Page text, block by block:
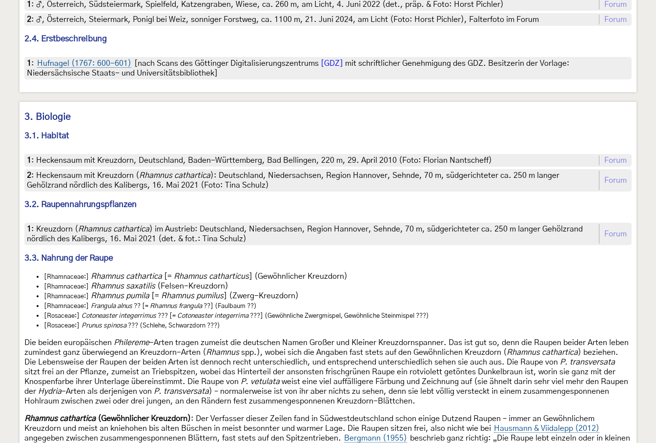
1 : ♂, Österreich, Südsteiermark, Spielfeld, Katzengraben, Wiese, ca. 260 m, am Licht, 4. Juni 2022 (det., präp. & Foto: Horst Pichler)
Forum
2: ♂, Österreich, Steiermark, Ponigl bei Weiz, sonniger Forstweg, ca. 1100 m, 21. Juni 2024, am Licht (Foto: Horst Pichler), Falterfoto im Forum Forum
2.4. Erstbeschreibung
1 : Hufnagel (1767: 600-601) [nach Scans des Göttinger Digitalisierungszentrums [GDZ]
mit schriftlicher Genehmigung des GDZ. Besitzerin der Vorlage:
Niedersächsische Staats- und Universitätsbibliothek]
3. Biologie
3.1. Habitat
1 : Heckensaum mit Kreuzdorn, Deutschland, Baden-Württemberg, Bad Bellingen, 220 m, 29. April 2010 (Foto: Florian Nantscheff)
Forum
2: Heckensaum mit Kreuzdorn ( Rhamnus cathartica): Deutschland, Niedersachsen, Region Hannover, Sehnde, 70 m, südgerichteter ca. 250 m langer
Gehölzrand nördlich des Kalibergs, 16. Mai 2021 (Foto: Tina Schulz)
Forum
3.2. Raupennahrungspflanzen
1 : Kreuzdorn ( Rhamnus cathartica) im Austrieb: Deutschland, Niedersachsen, Region Hannover, Sehnde, 70 m, südgerichteter ca. 250 m langer Gehölzrand
nördlich des Kalibergs, 16. Mai 2021 (det. & fot.: Tina Schulz)
Forum
3.3. Nahrung der Raupe
[Rhamnaceae:] Rhamnus cathartica[= Rhamnus catharticus] (Gewöhnlicher Kreuzdorn)
[Rhamnaceae:] Rhamnus saxatilis(Felsen-Kreuzdorn)
[Rhamnaceae:] Rhamnus pumila[= Rhamnus pumilus] (Zwerg-Kreuzdorn)
[Rhamnaceae:] Frangula alnus?? [= Rhamnus frangula??] (Faulbaum ??)
[Rosaceae:]
Cotoneaster integerrimus??? [= Cotoneaster integerrima???] (Gewöhnliche Zwergmispel, Gewöhnliche Steinmispel ???)
[Rosaceae:]
Prunus spinosa??? (Schlehe, Schwarzdorn ???)
Die beiden europäischen Philereme-Arten tragen zumeist die deutschen Namen Großer und Kleiner Kreuzdornspanner. Das ist gut so, denn die Raupen beider Arten leben
zumindest ganz überwiegend an Kreuzdorn-Arten ( Rhamnusspp.), wobei sich die Angaben fast stets auf den Gewöhnlichen Kreuzdorn ( Rhamnus cathartica) beziehen.
Die Lebensweise der Raupen der beiden Arten ist dennoch recht unterschiedlich, und entsprechend unterschiedlich sehen sie auch aus. Die Raupe von P. transversata
sitzt frei an der Pflanze, zumeist an Triebspitzen, wobei das Hinterteil der ansonsten frischgrünen Raupe ein rotviolett getöntes Dunkelbraun ist, worin sie ganz mit der
Knospenfarbe ihrer Unterlage übereinstimmt. Die Raupe von P. vetulataweist eine viel auffälligere Färbung und Zeichnung auf (sie ähnelt darin sehr viel mehr den Raupen
der Hydria-Arten als derjenigen von P. transversata) – normalerweise ist von ihr aber nichts zu sehen, denn sie lebt völlig versteckt in einem zusammengesponnenen
Hohlraum zwischen zwei oder drei jungen, an den Rändern fest zusammengesponnenen Kreuzdorn-Blättchen.
Rhamnus cathartica(Gewöhnlicher Kreuzdorn): Der Verfasser dieser Zeilen fand in Südwestdeutschland schon einige Dutzend Raupen – immer an Gewöhnlichem
Kreuzdorn und meist an kniehohen bis alten Büschen in meist besonnter und warmer Lage. Die Raupen sitzen frei, also nicht wie bei Hausmann & Viidalepp (2012)
angegeben zwischen zusammengesponnenen Blättern, fast stets auf den Spitzentrieben.
Bergmann (1955)
beschrieb ganz richtig: „Die Raupe lebt einzeln oder in kleinen